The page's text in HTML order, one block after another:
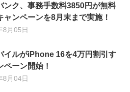
ンク、事務手数料3850円が無料
ャンペーンを8月末まで実施！
8月05日
イルがiPhone 16を4万円割引す
ペーン開始！
8月04日